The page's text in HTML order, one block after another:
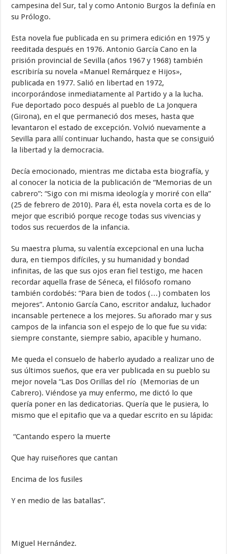
campesina del Sur, tal y como Antonio Burgos la definía en
su Prólogo.
Esta novela fue publicada en su primera edición en 1975 y
reeditada después en 1976. Antonio García Cano en la
prisión provincial de Sevilla (años 1967 y 1968) también
escribiría su novela «Manuel Remárquez e Hijos»,
publicada en 1977. Salió en libertad en 1972,
incorporándose inmediatamente al Partido y a la lucha.
Fue deportado poco después al pueblo de La Jonquera
(Girona), en el que permaneció dos meses, hasta que
levantaron el estado de excepción. Volvió nuevamente a
Sevilla para allí continuar luchando, hasta que se consiguió
la libertad y la democracia.
Decía emocionado, mientras me dictaba esta biografía, y
al conocer la noticia de la publicación de “Memorias de un
cabrero”: “Sigo con mi misma ideología y moriré con ella”
(25 de febrero de 2010). Para él, esta novela corta es de lo
mejor que escribió porque recoge todas sus vivencias y
todos sus recuerdos de la infancia.
Su maestra pluma, su valentía excepcional en una lucha
dura, en tiempos difíciles, y su humanidad y bondad
infinitas, de las que sus ojos eran fiel testigo, me hacen
recordar aquella frase de Séneca, el filósofo romano
también cordobés: “Para bien de todos (…) combaten los
mejores”. Antonio García Cano, escritor andaluz, luchador
incansable pertenece a los mejores. Su añorado mar y sus
campos de la infancia son el espejo de lo que fue su vida:
siempre constante, siempre sabio, apacible y humano.
Me queda el consuelo de haberlo ayudado a realizar uno de
sus últimos sueños, que era ver publicada en su pueblo su
mejor novela “Las Dos Orillas del río (Memorias de un
Cabrero). Viéndose ya muy enfermo, me dictó lo que
quería poner en las dedicatorias. Quería que le pusiera, lo
mismo que el epitafio que va a quedar escrito en su lápida:
“Cantando espero la muerte
Que hay ruiseñores que cantan
Encima de los fusiles
Y en medio de las batallas”.
Miguel Hernández.